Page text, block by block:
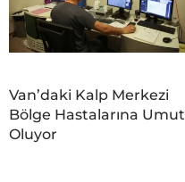
Van’daki Kalp Merkezi
Bölge Hastalarına Umut
Oluyor